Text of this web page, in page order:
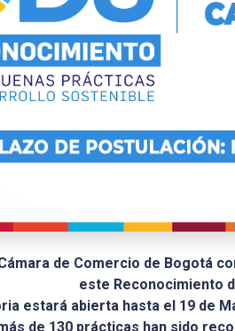
de Comercio de Bogotá
este Reconocimiento
estará abierta hasta el 19 de
de 130 prácticas han sido